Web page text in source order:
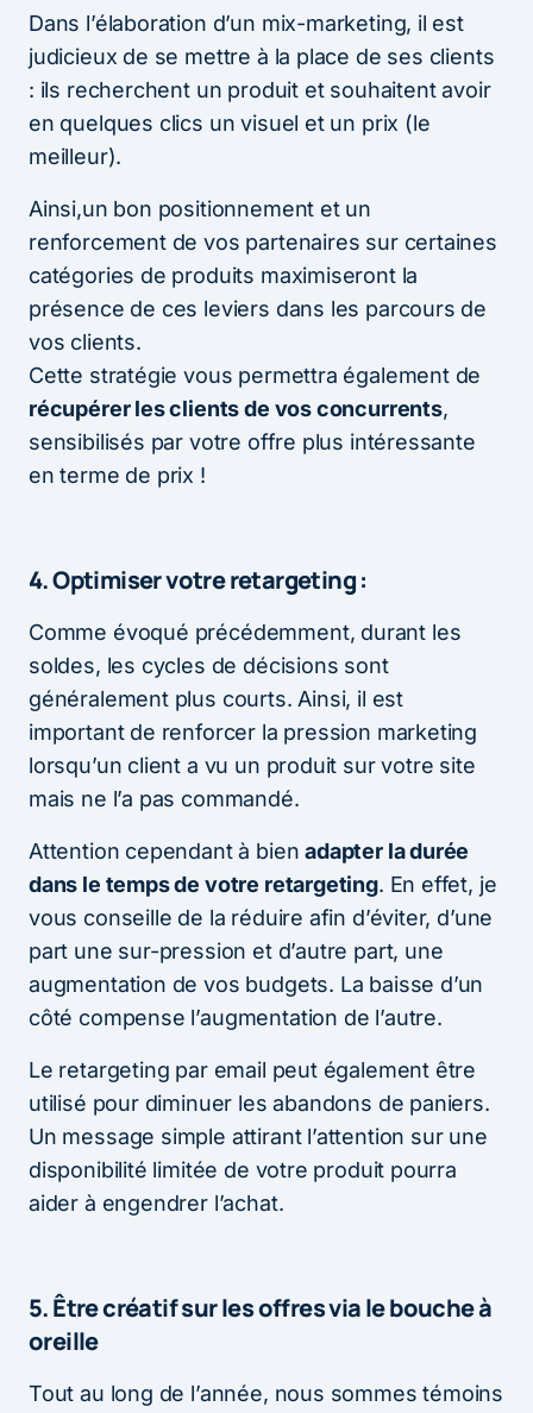
Dans l’élaboration d’un mix-marketing, il est
judicieux de se mettre à la place de ses clients
: ils recherchent un produit et souhaitent avoir
en quelques clics un visuel et un prix (le
meilleur).
Ainsi,un bon positionnement et un
renforcement de vos partenaires sur certaines
catégories de produits maximiseront la
présence de ces leviers dans les parcours de
vos clients.
Cette stratégie vous permettra également de
récupérer les clients de vos concurrents,
sensibilisés par votre offre plus intéressante
en terme de prix !
4. Optimiser votre retargeting :
Comme évoqué précédemment, durant les
soldes, les cycles de décisions sont
généralement plus courts. Ainsi, il est
important de renforcer la pression marketing
lorsqu’un client a vu un produit sur votre site
mais ne l’a pas commandé.
Attention cependant à bienadapter la durée
dans le temps de votre retargeting. En effet, je
vous conseille de la réduire afin d’éviter, d’une
part une sur-pression et d’autre part, une
augmentation de vos budgets. La baisse d’un
côté compense l’augmentation de l’autre.
Le retargeting par email peut également être
utilisé pour diminuer les abandons de paniers.
Un message simple attirant l’attention sur une
disponibilité limitée de votre produit pourra
aider à engendrer l’achat.
5. Être créatif sur les offres via le bouche à
oreille
Tout au long de l’année, nous sommes témoins